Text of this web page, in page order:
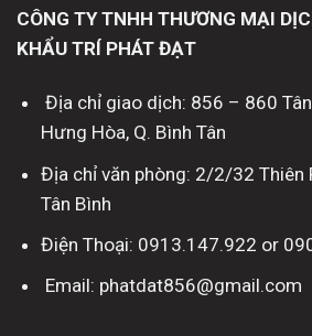
CÔNG TY TNHH THƯƠNG MẠI
KHẨU TRÍ PHÁT ĐẠT
Địa chỉ giao dịch: 856 – 860 Tân
Hưng Hòa, Q. Bình Tân
Địa chỉ văn phòng: 2/2/32 Thiên
Tân Bình
Điện Thoại: 0913.147.922 or
Email: phatdat856@gmail.com